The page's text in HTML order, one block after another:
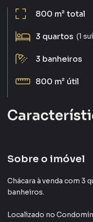
800 m²total
3 quartos (1
3 banheiros
800 m² útil
Sobre o imóvel
Chácara à venda com 3
banheiros.
Localizado no